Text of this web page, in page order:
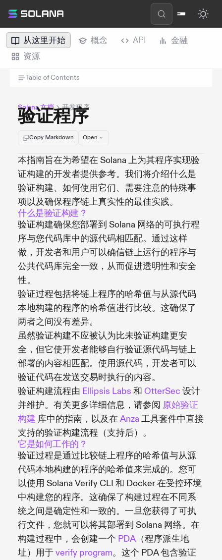
从这里开始 概念 API
金融
资源
Table of Contents
Solana 文档 开发程序
验证程序
Copy Markdown Open
本指南旨在为希望在 Solana 上为其程序实现验
证构建的开发者提供参考。我们将介绍什么是
验证构建、如何使用它们、需要注意的特殊事
项以及确保程序链上真实性的最佳实践。
什么是验证构建？
验证构建确保您部署到 Solana 网络的可执行程
序与您代码库中的源代码相匹配。通过这样
做，开发者和用户可以确信链上运行的程序与
公共代码库完全一致，从而促进透明性和安全
性。
验证过程包括将链上程序的哈希值与从源代码
本地构建的程序的哈希值进行比较。这确保了
两者之间没有差异。
虽然验证构建不应被认为比未验证构建更安
全，但它使开发者能够自行验证源代码与链上
部署的内容相匹配。使用源代码，开发者可以
验证代码在发送交易时执行的内容。
验证构建流程由 Ellipsis Labs 和 OtterSec 设计
并维护。有关更多详细信息，请参阅 原始验证
构建 库中的指南，以及在Anza 工具套件中直接
支持的验证构建流程（支持后）。
它是如何工作的？
验证过程是通过比较链上程序的哈希值与从源
代码本地构建的程序的哈希值来完成的。您可
以使用 Solana Verify CLI 和 Docker 在受控环境
中构建您的程序。这确保了构建过程在不同系
统之间是确定性和一致的。一旦您获得了可执
行文件，您就可以将其部署到 Solana 网络。在
构建过程中，会创建一个 PDA （程序派生地
址）用于verify program。这个 PDA 包含验证